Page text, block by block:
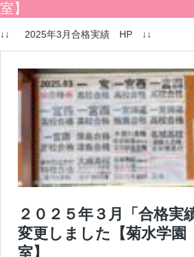
室】
↓↓ 2025年3月合格実績 HP ↓↓